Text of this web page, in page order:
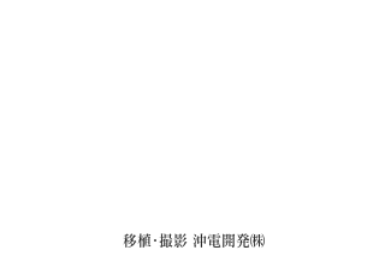
移植･撮影 沖電開発㈱